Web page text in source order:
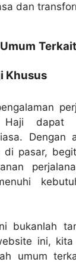
dan
Khusus
dapat
Dengan
di pasar,
bukanlah
ini, kita
umum